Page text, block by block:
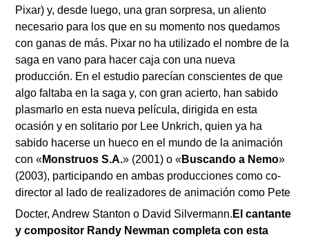
Pixar) y, desde luego, una gran sorpresa, un aliento
necesario para los que en su momento nos quedamos
con ganas de más. Pixar no ha utilizado el nombre de la
saga en vano para hacer caja con una nueva
producción. En el estudio parecían conscientes de que
algo faltaba en la saga y, con gran acierto, han sabido
plasmarlo en esta nueva película, dirigida en esta
ocasión y en solitario por Lee Unkrich, quien ya ha
sabido hacerse un hueco en el mundo de la animación
con «Monstruos S.A.» (2001) o «Buscando a Nemo»
(2003), participando en ambas producciones como co-
director al lado de realizadores de animación como Pete
Docter, Andrew Stanton o David Silvermann. El cantante
y compositor Randy Newman completa con esta